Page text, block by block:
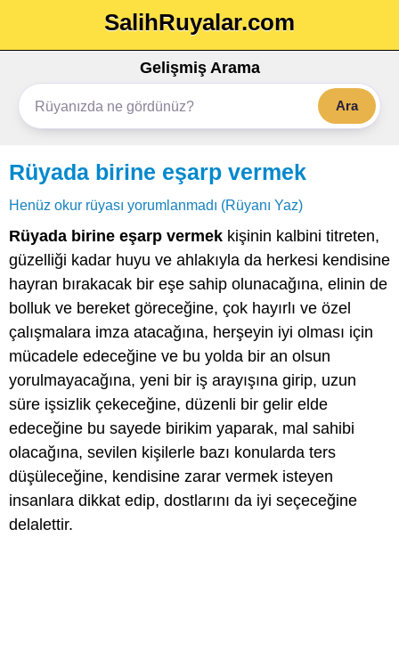
SalihRuyalar.com
Gelişmiş Arama
Ara
Rüyada birine eşarp vermek
Henüz okur rüyası yorumlanmadı (Rüyanı Yaz)
Rüyada birine eşarp vermek kişinin kalbini titreten,
güzelliği kadar huyu ve ahlakıyla da herkesi kendisine
hayran bırakacak bir eşe sahip olunacağına, elinin de
bolluk ve bereket göreceğine, çok hayırlı ve özel
çalışmalara imza atacağına, herşeyin iyi olması için
mücadele edeceğine ve bu yolda bir an olsun
yorulmayacağına, yeni bir iş arayışına girip, uzun
süre işsizlik çekeceğine, düzenli bir gelir elde
edeceğine bu sayede birikim yaparak, mal sahibi
olacağına, sevilen kişilerle bazı konularda ters
düşüleceğine, kendisine zarar vermek isteyen
insanlara dikkat edip, dostlarını da iyi seçeceğine
delalettir.